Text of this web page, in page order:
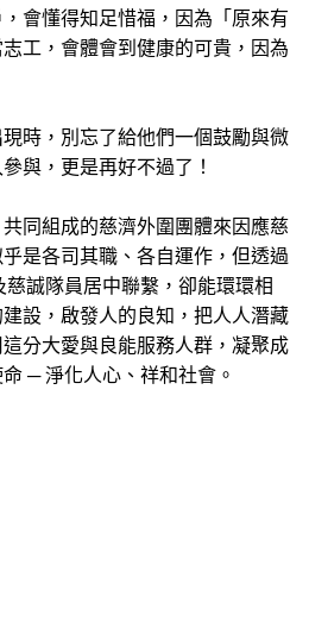
會懂得知足惜福，因為「原來有
工，會體會到健康的可貴，因為
時，別忘了給他們一個鼓勵與微
與，更是再好不過了！
同組成的慈濟外圍團體來因應慈
是各司其職、各自運作，但透過
誠隊員居中聯繫，卻能環環相
設，啟發人的良知，把人人潛藏
分大愛與良能服務人群，凝聚成
─ 淨化人心、祥和社會。